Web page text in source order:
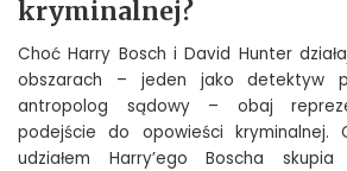
kryminalnej?
Choć Harry Bosch i David Hunter
obszarach – jeden jako detektyw
antropolog sądowy – obaj
podejście do opowieści kryminalnej.
udziałem Harry’ego Boscha